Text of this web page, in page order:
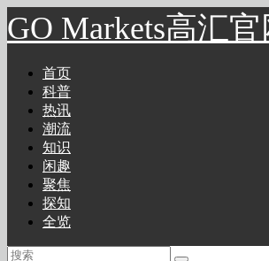
GO Markets高汇官
首页
科普
热讯
潮流
知识
闲趣
聚焦
探知
全览